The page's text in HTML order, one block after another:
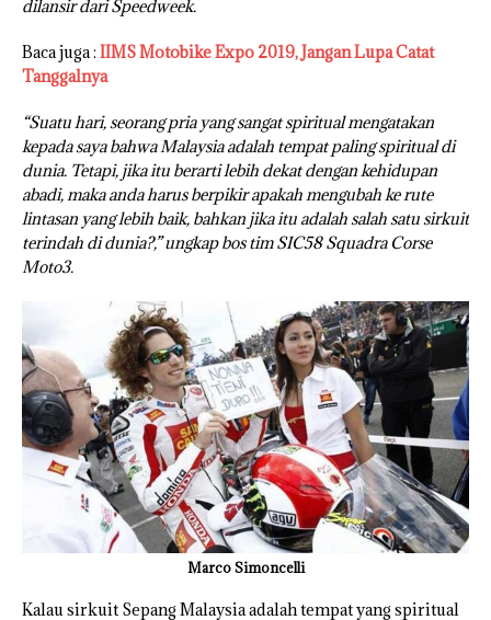
dilansir dari Speedweek.
Baca juga : IIMS Motobike Expo 2019, Jangan Lupa Catat
Tanggalnya
“Suatu hari, seorang pria yang sangat spiritual mengatakan
kepada saya bahwa Malaysia adalah tempat paling spiritual di
dunia. Tetapi, jika itu berarti lebih dekat dengan kehidupan
abadi, maka anda harus berpikir apakah mengubah ke rute
lintasan yang lebih baik, bahkan jika itu adalah salah satu sirkuit
terindah di dunia?,” ungkap bos tim SIC58 Squadra Corse
Moto3.
Marco Simoncelli
Kalau sirkuit Sepang Malaysia adalah tempat yang spiritual